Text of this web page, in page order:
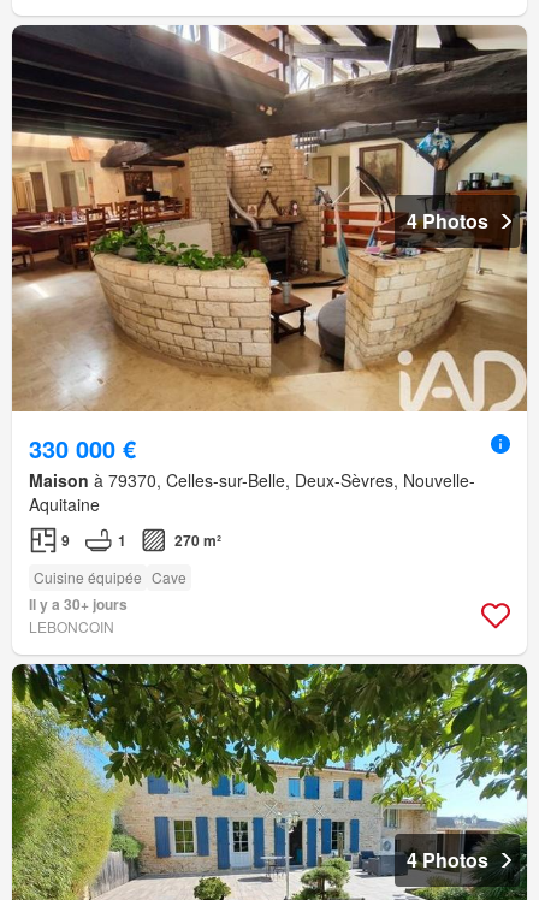
4 Photos
330 000 €
Maison à 79370, Celles-sur-Belle, Deux-Sèvres, Nouvelle-
Aquitaine
9 1 270 m²
Cuisine équipée Cave
Il y a 30+ jours
LEBONCOIN
4 Photos